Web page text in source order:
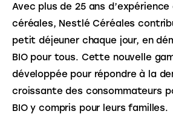
Avec plus de 25 ans
céréales, Nestlé Céréales
petit déjeuner chaque jour, en
BIO pour tous. Cette nouvelle
développée pour répondre à la
croissante des consommateurs
BIO y compris pour leurs familles.